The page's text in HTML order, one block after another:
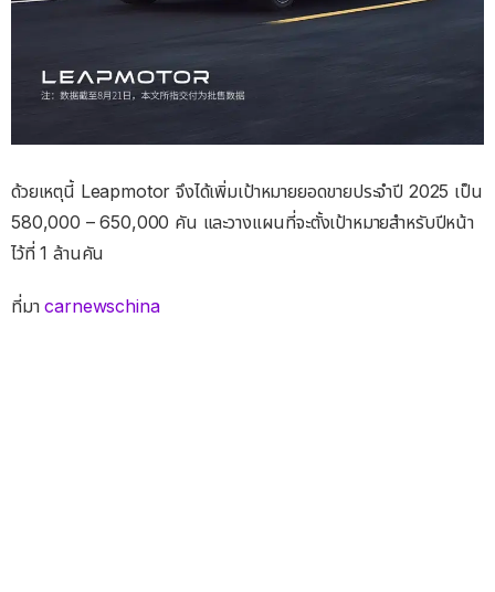
ด้วยเหตุนี้ Leapmotor จึงได้เพิ่มเป้าหมายยอดขายประจำปี 2025 เป็น
580,000 – 650,000 คัน และวางแผนที่จะตั้งเป้าหมายสำหรับปีหน้า
ไว้ที่ 1 ล้านคัน
ที่มาcarnewschina